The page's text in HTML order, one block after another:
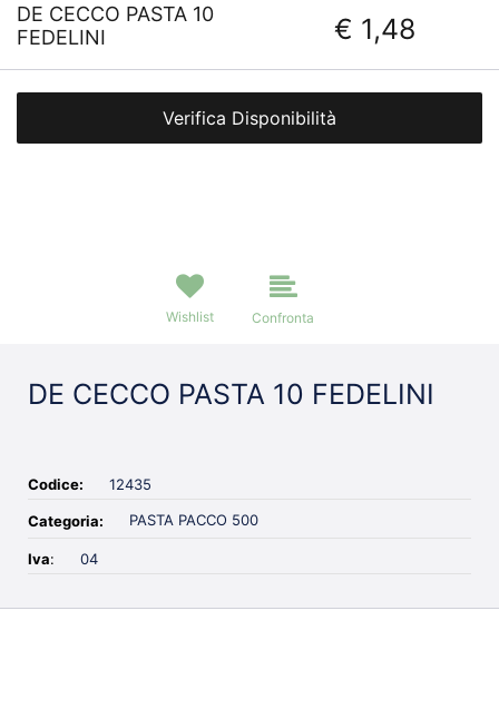
DE CECCO PASTA 10
FEDELINI
€ 1,48
Verifica Disponibilità
Wishlist Confronta
DE CECCO PASTA 10 FEDELINI
Codice: 12435
Categoria: PASTA PACCO 500
Iva: 04